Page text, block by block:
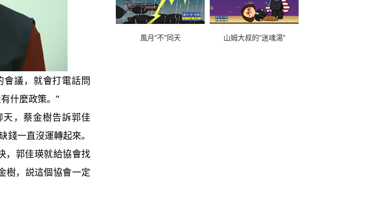
議，就會打電話問
什麼政策。”
，蔡金樹告訴郭佳
錢一直沒運轉起來。
，郭佳瑛就給協會找
樹，説這個協會一定
風月“不”同天 山姆大叔的“迷魂湯”